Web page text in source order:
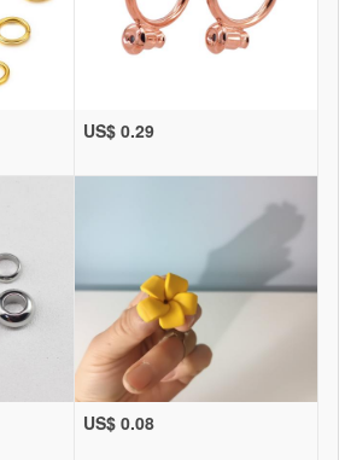
US$ 0.29
US$ 0.08